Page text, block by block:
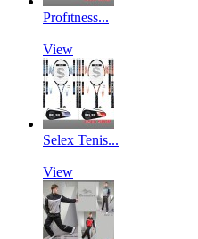
Profıtness...
View
Selex Tenis...
View